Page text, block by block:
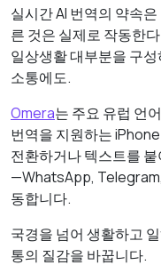
실시간 AI 번역의 약속
른 것은 실제로 작동한
일상생활 대부분을 구
소통에도.
Omera는 주요 유럽 언
번역을 지원하는
전환하거나 텍스트를
—WhatsApp,
동합니다.
국경을 넘어 생활하고
통의 질감을 바꿉니다.